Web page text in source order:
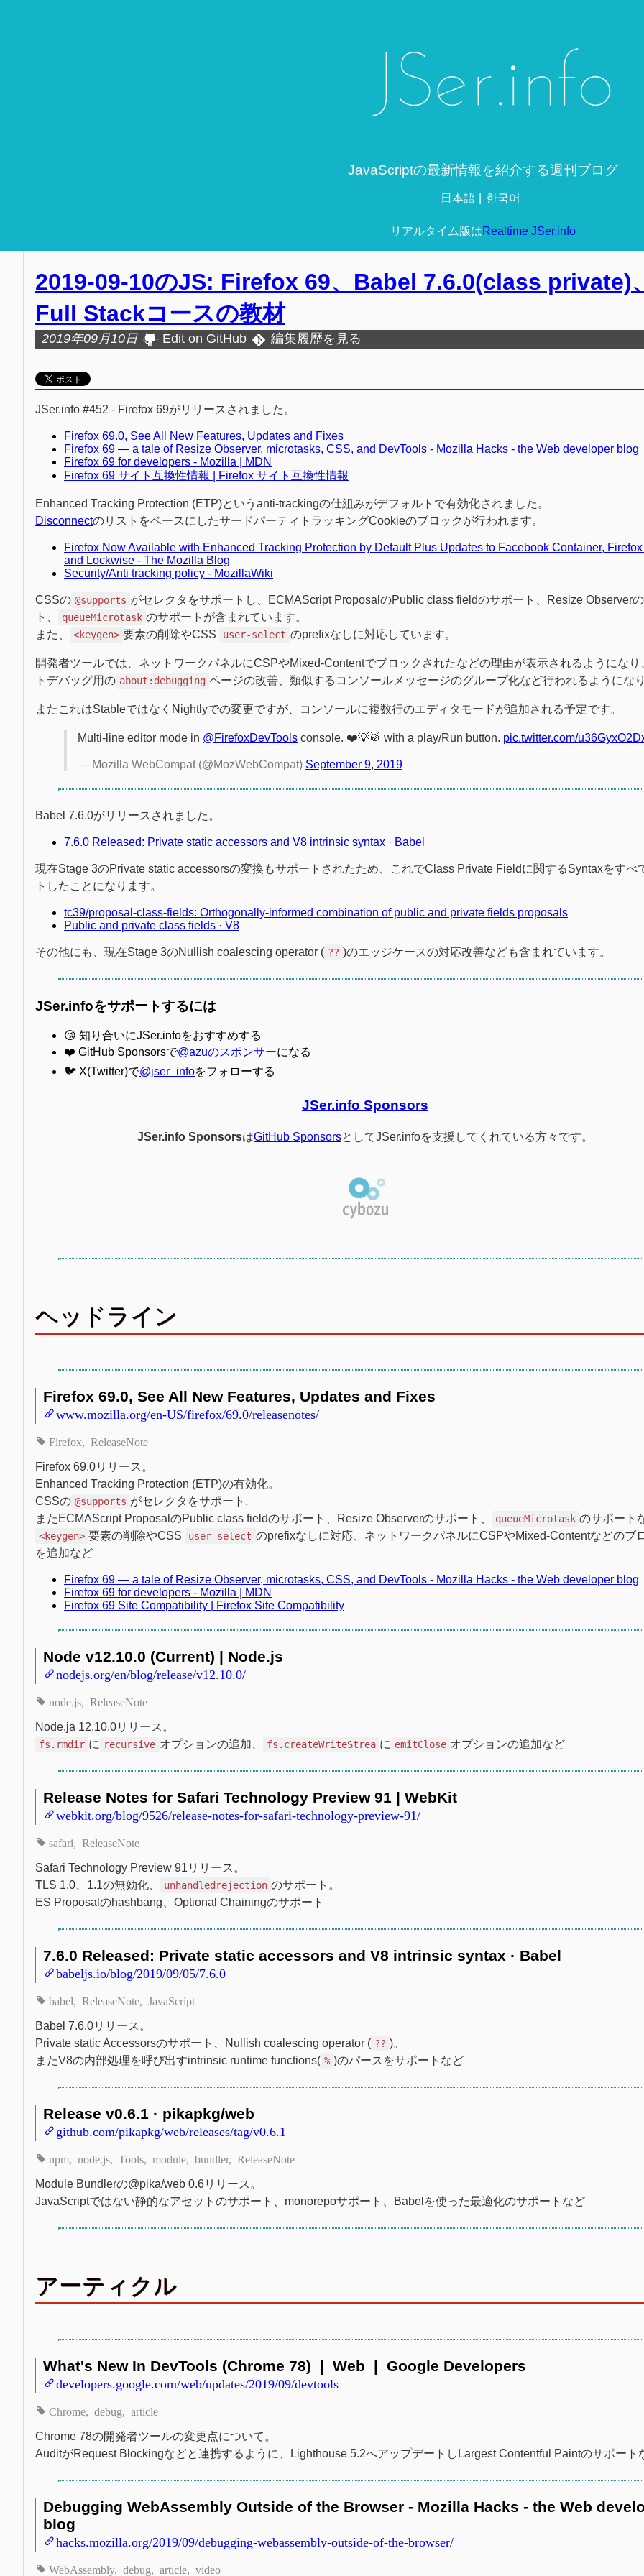
JavaScriptの最新情報を紹介する週刊ブログ
日本語 한국어
リアルタイム版はRealtime JSer.info
2019-09-10のJS: Firefox 69、Babel 7.6.0(class private)
Full Stackコースの教材
2019年09月10日 Edit on GitHub 編集履歴を見る
JSer.info #452 - Firefox 69がリリースされました。
Firefox 69.0, See All New Features, Updates and Fixes
Firefox 69 — a tale of Resize Observer, microtasks, CSS, and DevTools - Mozilla Hacks - the Web developer blog
Firefox 69 for developers - Mozilla | MDN
Firefox 69 サイト互換性情報 | Firefox サイト互換性情報
Enhanced Tracking Protection (ETP)というanti-trackingの仕組みがデフォルトで有効化されました。
DisconnectのリストをベースにしたサードパーティトラッキングCookieのブロックが行われます。
Firefox Now Available with Enhanced Tracking Protection by Default Plus Updates to Facebook Container,
and Lockwise - The Mozilla Blog
Security/Anti tracking policy - MozillaWiki
CSSの @supports がセレクタをサポートし、ECMAScript ProposalのPublic class fieldのサポート、Resize Observer
ト、
queueMicrotask のサポートが含まれています。
また、
<keygen> 要素の削除やCSS user-select のprefixなしに対応しています。
開発者ツールでは、ネットワークパネルにCSPやMixed-Contentでブロックされたなどの理由が表示されるようになり
トデバッグ用の about:debugging ページの改善、類似するコンソールメッセージのグループ化など行われるようにな
またこれはStableではなくNightlyでの変更ですが、コンソールに複数行のエディタモードが追加される予定です。
Multi-line editor mode in @FirefoxDevTools console. ❤️💡🥁 with a play/Run button. pic.twitter.com/
— Mozilla WebCompat (@MozWebCompat) September 9, 2019
Babel 7.6.0がリリースされました。
7.6.0 Released: Private static accessors and V8 intrinsic syntax · Babel
現在Stage 3のPrivate static accessorsの変換もサポートされたため、これでClass Private Fieldに関するSyntaxをすべ
トしたことになります。
tc39/proposal-class-fields: Orthogonally-informed combination of public and private fields proposals
Public and private class fields · V8
その他にも、現在Stage 3のNullish coalescing operator ( ?? )のエッジケースの対応改善なども含まれています。
JSer.infoをサポートするには
😘 知り合いにJSer.infoをおすすめする
❤️ GitHub Sponsorsで@azuのスポンサーになる
🐦 X(Twitter)で@jser_infoをフォローする
JSer.info Sponsors
JSer.info SponsorsはGitHub SponsorsとしてJSer.infoを支援してくれている方々です。
ヘッドライン
Firefox 69.0, See All New Features, Updates and Fixes
www.mozilla.org/en-US/firefox/69.0/releasenotes/
Firefox ReleaseNote
Firefox 69.0リリース。
Enhanced Tracking Protection (ETP)の有効化。
CSSの @supports がセレクタをサポート.
またECMAScript ProposalのPublic class fieldのサポート、Resize Observerのサポート、
queueMicrotask のサポート
<keygen> 要素の削除やCSS user-select のprefixなしに対応、ネットワークパネルにCSPやMixed-Contentなどのブ
を追加など
Firefox 69 — a tale of Resize Observer, microtasks, CSS, and DevTools - Mozilla Hacks - the Web developer blog
Firefox 69 for developers - Mozilla | MDN
Firefox 69 Site Compatibility | Firefox Site Compatibility
Node v12.10.0 (Current) | Node.js
nodejs.org/en/blog/release/v12.10.0/
node.js ReleaseNote
Node.ja 12.10.0リリース。
fs.rmdir に recursive オプションの追加、 fs.createWriteStrea に emitClose オプションの追加など
Release Notes for Safari Technology Preview 91 | WebKit
webkit.org/blog/9526/release-notes-for-safari-technology-preview-91/
safari ReleaseNote
Safari Technology Preview 91リリース。
TLS 1.0、1.1の無効化、
unhandledrejection のサポート。
ES Proposalのhashbang、Optional Chainingのサポート
7.6.0 Released: Private static accessors and V8 intrinsic syntax · Babel
babeljs.io/blog/2019/09/05/7.6.0
babel ReleaseNote JavaScript
Babel 7.6.0リリース。
Private static Accessorsのサポート、Nullish coalescing operator ( ?? )。
またV8の内部処理を呼び出すintrinsic runtime functions( % )のパースをサポートなど
Release v0.6.1 · pikapkg/web
github.com/pikapkg/web/releases/tag/v0.6.1
npm node.js Tools module bundler ReleaseNote
Module Bundlerの@pika/web 0.6リリース。
JavaScriptではない静的なアセットのサポート、monorepoサポート、Babelを使った最適化のサポートなど
アーティクル
What's New In DevTools (Chrome 78) | Web | Google Developers
developers.google.com/web/updates/2019/09/devtools
Chrome debug article
Chrome 78の開発者ツールの変更点について。
AuditがRequest Blockingなどと連携するように、Lighthouse 5.2へアップデートしLargest Contentful Paintのサポート
Debugging WebAssembly Outside of the Browser - Mozilla Hacks - the Web
blog
hacks.mozilla.org/2019/09/debugging-webassembly-outside-of-the-browser/
WebAssembly debug article video